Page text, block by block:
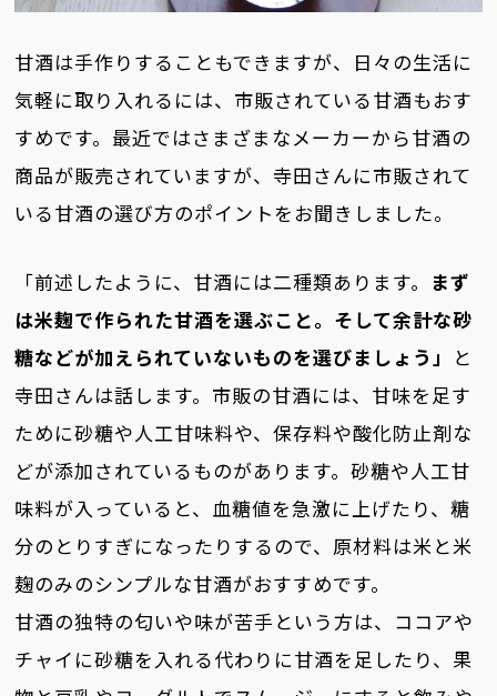
甘酒は手作りすることもできますが、日々の生活に
気軽に取り入れるには、市販されている甘酒もおす
すめです。最近ではさまざまなメーカーから甘酒の
商品が販売されていますが、寺田さんに市販されて
いる甘酒の選び方のポイントをお聞きしました。
「前述したように、甘酒には二種類あります。 まず
は米麹で作られた甘酒を選ぶこと。そして余計な砂
糖などが加えられていないものを選びましょう」 と
寺田さんは話します。市販の甘酒には、甘味を足す
ために砂糖や人工甘味料や、保存料や酸化防止剤な
どが添加されているものがあります。砂糖や人工甘
味料が入っていると、血糖値を急激に上げたり、糖
分のとりすぎになったりするので、原材料は米と米
麹のみのシンプルな甘酒がおすすめです。
甘酒の独特の匂いや味が苦手という方は、ココアや
チャイに砂糖を入れる代わりに甘酒を足したり、果